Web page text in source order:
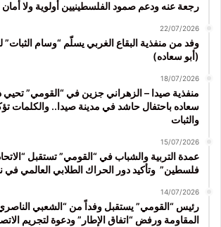
رجعة عنه ودعم صمود الفلسطينيين أولوية ولا أمان
22/07/2026
وفد من منفذية البقاع الغربي يسلّم “وسام الثبات”
(أبو سعاده)
18/07/2026
منفذية صيدا – الزهراني جزين في “القومي”
سعاده باحتفال حاشد في مدينة صيدا.. والكلمات
والثبات
15/07/2026
عمدة التربية والشباب في “القومي” تستقبل
فلسطين” وتأكيد دور الحراك الطلابي العالمي في
14/07/2026
رئيس “القومي” يستقبل وفداً من “الشعبي
المقاومة ورفض “اتفاق الإطار” ودعوة لتجريم